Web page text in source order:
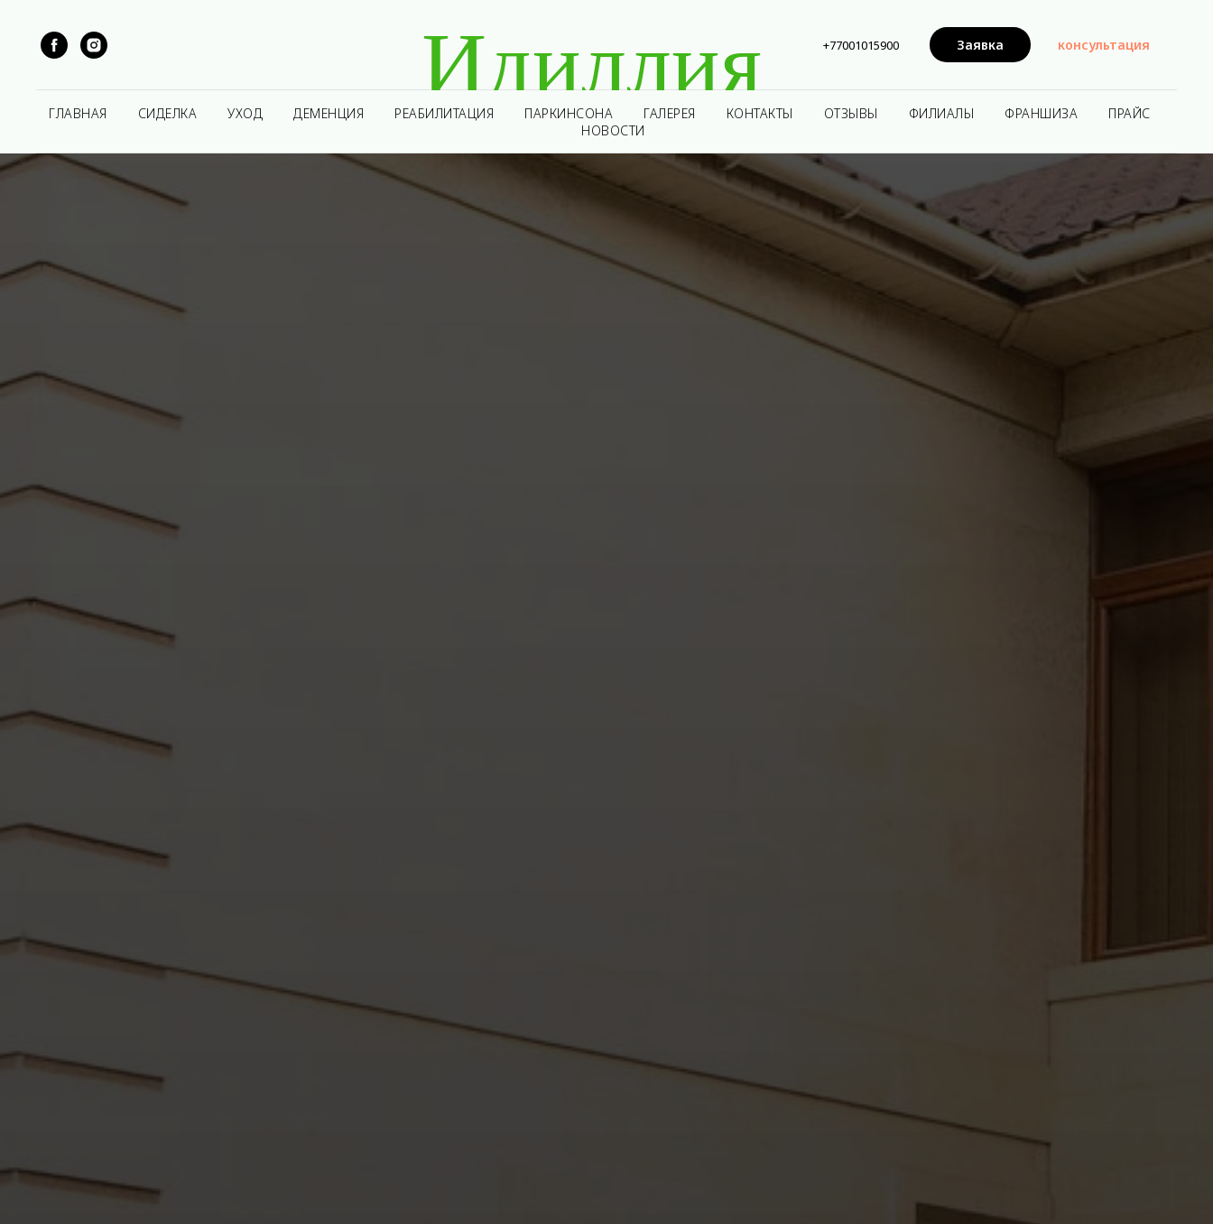
Идиллия +77001015900 Заявка консультация
ГЛАВНАЯ СИДЕЛКА УХОД ДЕМЕНЦИЯ РЕАБИЛИТАЦИЯ ПАРКИНСОНА ГАЛЕРЕЯ КОНТАКТЫ ОТЗЫВЫ ФИЛИАЛЫ ФРАНШИЗА
ПРАЙС
НОВОСТИ